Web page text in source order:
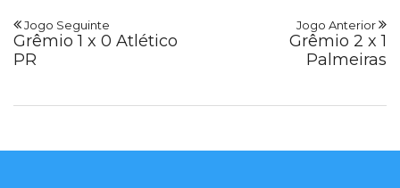
Jogo Seguinte
Grêmio 1 x 0 Atlético
PR
Jogo Anterior
Grêmio 2 x 1
Palmeiras